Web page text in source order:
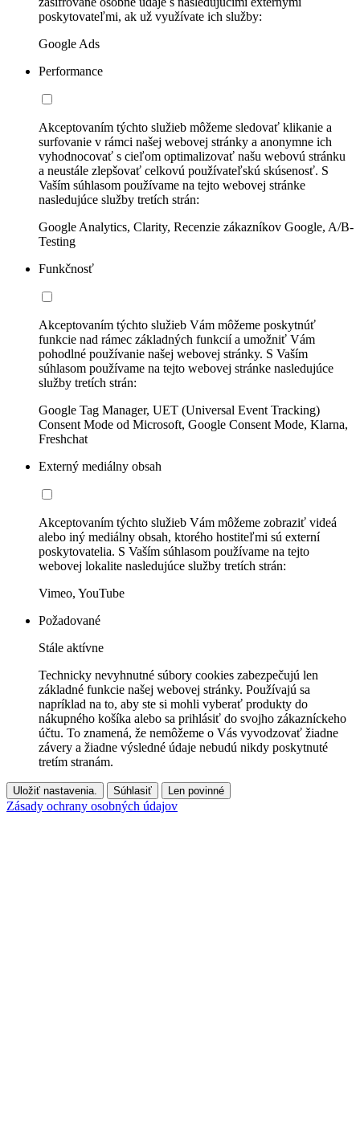
poskytovateľmi, ak už využívate ich služby:
Google Ads
Performance
Akceptovaním týchto služieb môžeme sledovať klikanie a
surfovanie v rámci našej webovej stránky a anonymne ich
vyhodnocovať s cieľom optimalizovať našu webovú stránku
a neustále zlepšovať celkovú používateľskú skúsenosť. S
Vaším súhlasom používame na tejto webovej stránke
nasledujúce služby tretích strán:
Google Analytics, Clarity, Recenzie zákazníkov Google, A/B-
Testing
Funkčnosť
Akceptovaním týchto služieb Vám môžeme poskytnúť
funkcie nad rámec základných funkcií a umožniť Vám
pohodlné používanie našej webovej stránky. S Vaším
súhlasom používame na tejto webovej stránke nasledujúce
služby tretích strán:
Google Tag Manager, UET (Universal Event Tracking)
Consent Mode od Microsoft, Google Consent Mode, Klarna,
Freshchat
Externý mediálny obsah
Akceptovaním týchto služieb Vám môžeme zobraziť videá
alebo iný mediálny obsah, ktorého hostiteľmi sú externí
poskytovatelia. S Vaším súhlasom používame na tejto
webovej lokalite nasledujúce služby tretích strán:
Vimeo, YouTube
Požadované
Stále aktívne
Technicky nevyhnutné súbory cookies zabezpečujú len
základné funkcie našej webovej stránky. Používajú sa
napríklad na to, aby ste si mohli vyberať produkty do
nákupného košíka alebo sa prihlásiť do svojho zákazníckeho
účtu. To znamená, že nemôžeme o Vás vyvodzovať žiadne
závery a žiadne výsledné údaje nebudú nikdy poskytnuté
tretím stranám.
Uložiť nastavenia. Súhlasiť Len povinné
Zásady ochrany osobných údajov